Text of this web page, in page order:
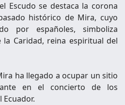
Escudo se destaca la corona
histórico de Mira, cuyo
por españoles, simboliza
Caridad, reina espiritual del
ha llegado a ocupar un sitio
en el concierto de los
Ecuador.